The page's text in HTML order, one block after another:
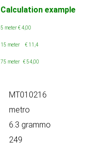
Calculation example
5 meter€4,00
15 meter € 11,4
75 meter € 54,00
MT010216
metro
6.3 grammo
249